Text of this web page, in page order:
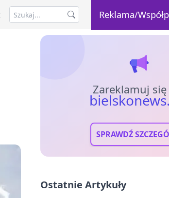
Reklama/
Zareklamuj się
SPRAWDŹ
Ostatnie Artykuły